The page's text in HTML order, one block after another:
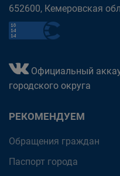
652600, Кемеровская
Официальный
городского округа
РЕКОМЕНДУЕМ
Обращения граждан
Паспорт города